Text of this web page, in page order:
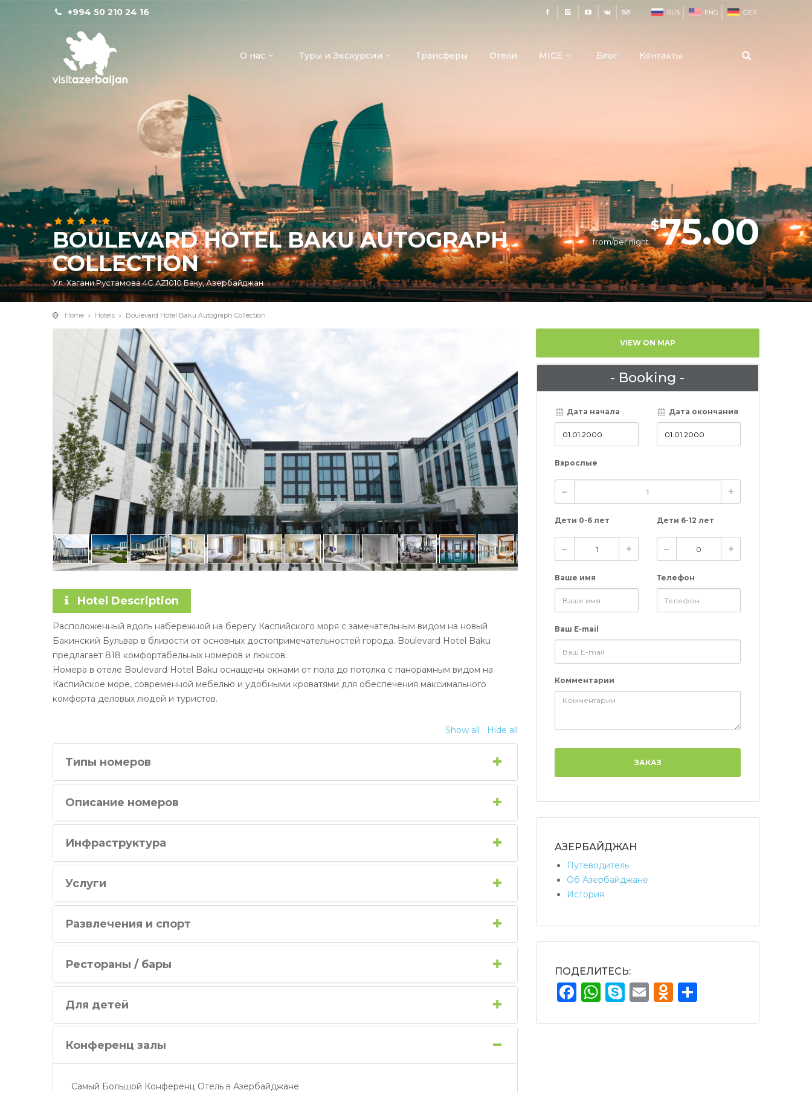
+994 50 210 24 16 RUS ENG GER
О нас Туры и Экскурсии Трансферы Отели MICE Блог Контакты
BOULEVARD HOTEL BAKU AUTOGRAPH
COLLECTION
Ул. Хагани Рустамова 4С AZ1010 Баку, Азербайджан
from/per night
$75.00
Home Hotels Boulevard Hotel Baku Autograph Collection
Hotel Description
Расположенный вдоль набережной на берегу Каспийского моря с замечательным видом на новый
Бакинский Бульвар в близости от основных достопримечательностей города. Boulevard Hotel Baku
предлагает 818 комфортабельных номеров и люксов.
Номера в отеле Boulevard Hotel Baku оснащены окнами от пола до потолка с панорамным видом на
Каспийское море, современной мебелью и удобными кроватями для обеспечения максимального
комфорта деловых людей и туристов.
Show all Hide all
Типы номеров
Описание номеров
Инфраструктура
Услуги
Развлечения и спорт
Рестораны / бары
Для детей
Конференц залы
Самый Большой Конференц Отель в Азербайджане
VIEW ON MAP
- Booking -
Дата начала Дата окончания
Взрослые
Дети 0-6 лет Дети 6-12 лет
Ваше имя Телефон
Ваш E-mail
Комментарии
ЗАКАЗ
АЗЕРБАЙДЖАН
Путеводитель
Об Азербайджане
История
ПОДЕЛИТЕСЬ:
Facebook
WhatsApp
Skype
EmailOdnoklassniki